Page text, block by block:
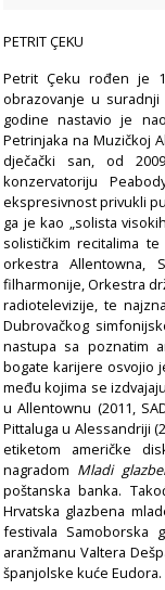
PETRIT ÇEKU
Petrit Çeku rođen je
obrazovanje u suradnji
godine nastavio je
Petrinjaka na Muzičkoj
dječački san, od
konzervatoriju
ekspresivnost privukli
ga je kao „solista
solističkim recitalima
orkestra Allentowna,
filharmonije, Orkestra
radiotelevizije, te
Dubrovačkog
nastupa sa poznatim
bogate karijere osvojio
među kojima se
u Allentownu (2011,
Pittaluga u Alessandriji
etiketom američke
nagradom Mladi
poštanska banka.
Hrvatska glazbena
festivala Samoborska
aranžmanu Valtera
španjolske kuće